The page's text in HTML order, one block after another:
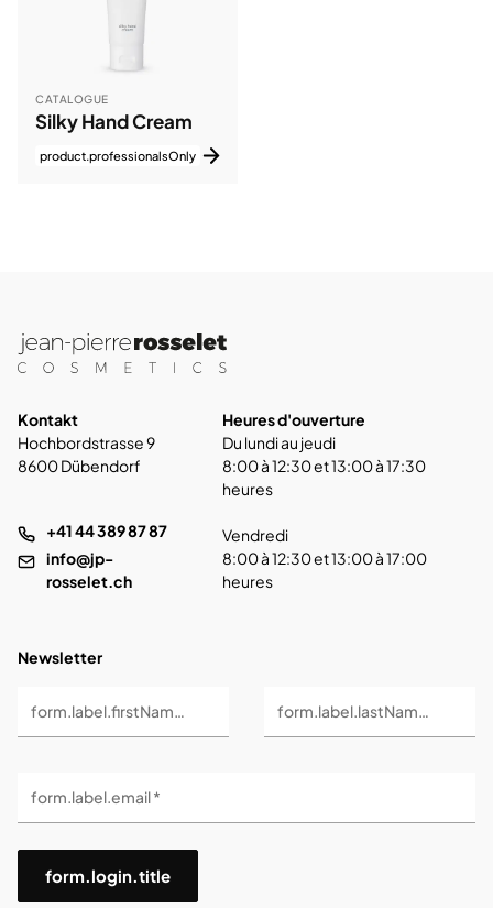
CATALOGUE
Silky Hand Cream
product.professionalsOnly
Kontakt
Hochbordstrasse 9
8600 Dübendorf
+41 44 389 87 87
info@jp-
rosselet.ch
Heures d'ouverture
Du lundi au jeudi
8:00 à 12:30 et 13:00 à 17:30
heures
Vendredi
8:00 à 12:30 et 13:00 à 17:00
heures
Newsletter
form.label.firstName * form.label.lastName *
form.label.email *
form.login.title